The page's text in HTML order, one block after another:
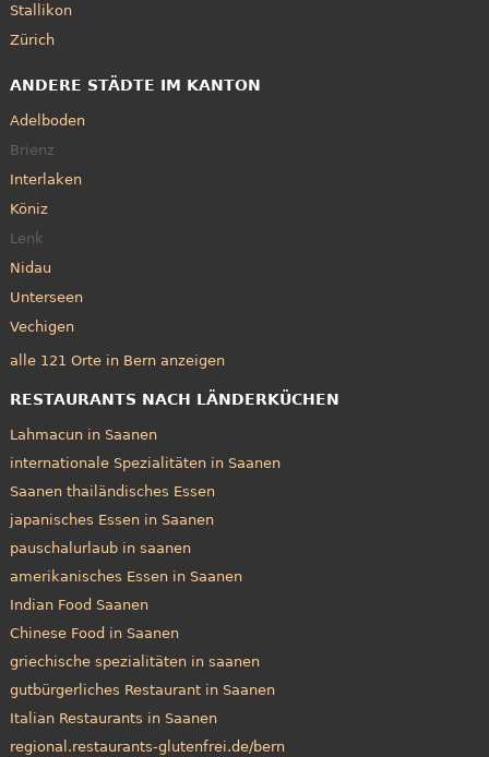
Stallikon
Zürich
ANDERE STÄDTE IM KANTON
Adelboden
Brienz
Interlaken
Köniz
Lenk
Nidau
Unterseen
Vechigen
alle 121 Orte in Bern anzeigen
RESTAURANTS NACH LÄNDERKÜCHEN
Lahmacun in Saanen
internationale Spezialitäten in Saanen
Saanen thailändisches Essen
japanisches Essen in Saanen
pauschalurlaub in saanen
amerikanisches Essen in Saanen
Indian Food Saanen
Chinese Food in Saanen
griechische spezialitäten in saanen
gutbürgerliches Restaurant in Saanen
Italian Restaurants in Saanen
regional.restaurants-glutenfrei.de/bern